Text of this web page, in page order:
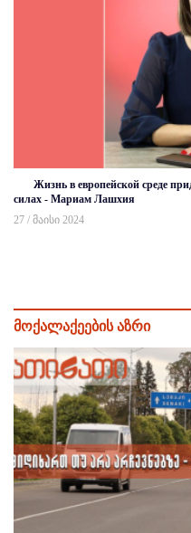
Жизнь в европейской среде
силах - Мариам Лашхия
27 / მაისი 2024
მოქალაქეების აზრი